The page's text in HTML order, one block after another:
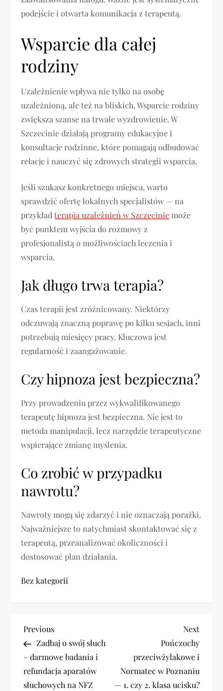
podejście i otwarta komunikacja z terapeutą.
Wsparcie dla całej
rodziny
Uzależnienie wpływa nie tylko na osobę
uzależnioną, ale też na bliskich. Wsparcie rodziny
zwiększa szanse na trwałe wyzdrowienie. W
Szczecinie działają programy edukacyjne i
konsultacje rodzinne, które pomagają odbudować
relacje i nauczyć się zdrowych strategii wsparcia.
Jeśli szukasz konkretnego miejsca, warto
sprawdzić ofertę lokalnych specjalistów — na
przykładterapia uzależnień w Szczecinie może
być punktem wyjścia do rozmowy z
profesjonalistą o możliwościach leczenia i
wsparcia.
Jak długo trwa terapia?
Czas terapii jest zróżnicowany. Niektórzy
odczuwają znaczną poprawę po kilku sesjach, inni
potrzebują miesięcy pracy. Kluczowa jest
regularność i zaangażowanie.
Czy hipnoza jest bezpieczna?
Przy prowadzeniu przez wykwalifikowanego
terapeutę hipnoza jest bezpieczna. Nie jest to
metoda manipulacji, lecz narzędzie terapeutyczne
wspierające zmianę myślenia.
Co zrobić w przypadku
nawrotu?
Nawroty mogą się zdarzyć i nie oznaczają porażki.
Najważniejsze to natychmiast skontaktować się z
terapeutą, przeanalizować okoliczności i
dostosować plan działania.
Bez kategorii
N
a
w
Previous
Post
Previous
Zadbaj o swój słuch
– darmowe badania i
refundacja aparatów
słuchowych na NFZ
Next
Post
Next
Pończochy
przeciwżylakowe i
Normatec w Poznaniu
— 1. czy 2. klasa ucisku?